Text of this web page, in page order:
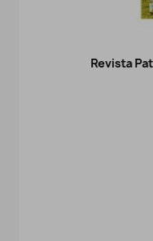
Revista